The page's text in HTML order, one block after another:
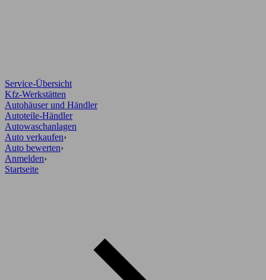
Service-Übersicht
Kfz-Werkstätten
Autohäuser und Händler
Autoteile-Händler
Autowaschanlagen
Auto verkaufen›
Auto bewerten›
Anmelden›
Startseite